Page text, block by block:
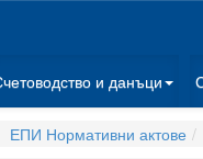
и данъци
ЕПИ Нормативни актове